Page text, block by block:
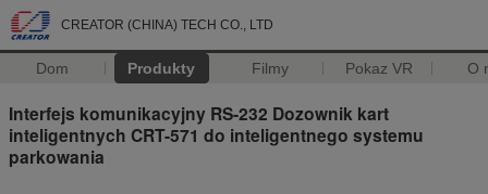
CREATOR (CHINA) TECH CO., LTD
Dom Produkty Filmy Pokaz VR O
Interfejs komunikacyjny RS-232 Dozownik kart
inteligentnych CRT-571 do inteligentnego systemu
parkowania